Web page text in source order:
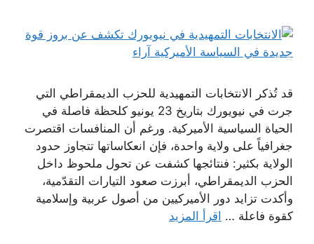
قد تُذكر الانتخابات التمهيدية للحزب الديمقراطي التي
جرت في نيويورك بتاريخ 23 يونيو كلحظة فاصلة في
الحياة السياسية الأميركية. ورغم أن المنافسات اقتصرت
جغرافياً على ولاية واحدة، فإن انعكاساتها تتجاوز حدود
الولاية بكثير: فنتائجها كشفت عن تحول ملحوظ داخل
الحزب الديمقراطي، أبرزت صعود التيارات التقدّمية،
وأكدت تزايد دور الأميركيين من أصول عربية وإسلامية
كقوة فاعلة … اقرأ المزيد